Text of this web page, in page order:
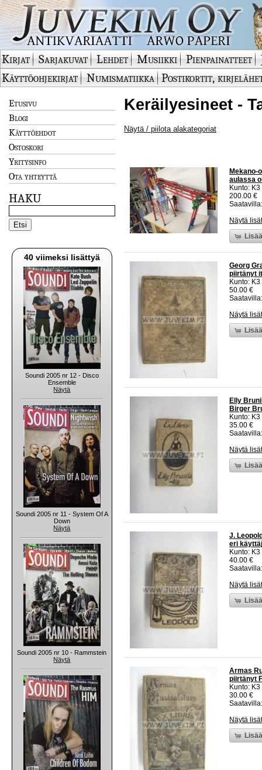
Kirjat Sarjakuvat Lehdet Musiikki Pienpainatteet
Käyttöohjekirjat
Numismatiikka Postikortit,
Etusivu
Blogi
Käyttöehdot
Ostoskori
Yritysinfo
Ota yhteyttä
HAKU
40 viimeksi lisättyä
Soundi 2005 nr 12 - Disco
Ensemble
Näytä
Soundi 2005 nr 11 - System Of A
Down
Näytä
Soundi 2005 nr 10 - Rammstein
Näytä
Keräilyesineet -
Näytä / piilota alakategoriat
Mekano-
aulassa
Kunto:
200.00 €
Näytä
Georg
piirtänyt
Kunto:
50.00 €
Näytä
Elly
Birger
Kunto:
35.00 €
Näytä
J.
eri
Kunto:
40.00 €
Näytä
Armas
piirtänyt
Kunto:
30.00 €
Näytä